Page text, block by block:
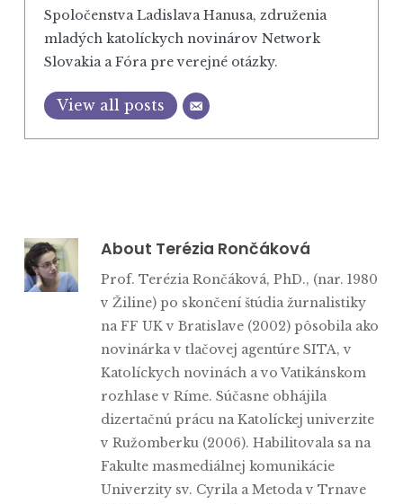
Spoločenstva Ladislava Hanusa, združenia
mladých katolíckych novinárov Network
Slovakia a Fóra pre verejné otázky.
View all posts
About Terézia Rončáková
Prof. Terézia Rončáková, PhD., (nar. 1980
v Žiline) po skončení štúdia žurnalistiky
na FF UK v Bratislave (2002) pôsobila ako
novinárka v tlačovej agentúre SITA, v
Katolíckych novinách a vo Vatikánskom
rozhlase v Ríme. Súčasne obhájila
dizertačnú prácu na Katolíckej univerzite
v Ružomberku (2006). Habilitovala sa na
Fakulte masmediálnej komunikácie
Univerzity sv. Cyrila a Metoda v Trnave